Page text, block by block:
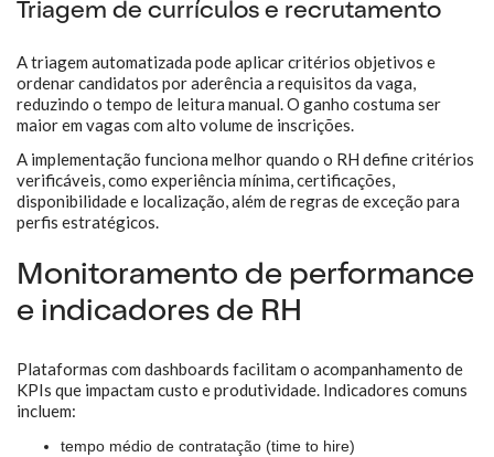
Triagem de currículos e recrutamento
A triagem automatizada pode aplicar critérios objetivos e
ordenar candidatos por aderência a requisitos da vaga,
reduzindo o tempo de leitura manual. O ganho costuma ser
maior em vagas com alto volume de inscrições.
A implementação funciona melhor quando o RH define critérios
verificáveis, como experiência mínima, certificações,
disponibilidade e localização, além de regras de exceção para
perfis estratégicos.
Monitoramento de performance
e indicadores de RH
Plataformas com dashboards facilitam o acompanhamento de
KPIs que impactam custo e produtividade. Indicadores comuns
incluem:
tempo médio de contratação (time to hire)